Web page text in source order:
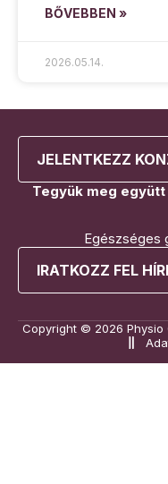
BŐVEBBEN »
2026.05.14.
JELENTKEZZ
Tegyük meg
Egészséges
IRATKOZZ FEL
Copyright © 2026 Physio